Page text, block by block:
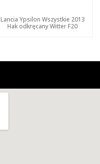
Lancia Ypsilon Wszystkie 2013
Hak odkręcany Witter F20